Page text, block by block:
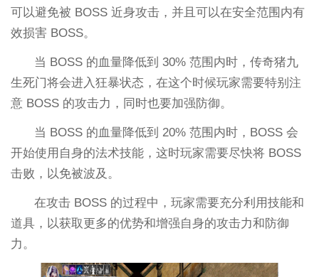
可以避免被 BOSS 近身攻击，并且可以在安全范围内有
效损害 BOSS。
当 BOSS 的血量降低到 30% 范围内时，传奇猪九
生死门将会进入狂暴状态，在这个时候玩家需要特别注
意 BOSS 的攻击力，同时也要加强防御。
当 BOSS 的血量降低到 20% 范围内时，BOSS 会
开始使用自身的法术技能，这时玩家需要尽快将 BOSS
击败，以免被波及。
在攻击 BOSS 的过程中，玩家需要充分利用技能和
道具，以获取更多的优势和增强自身的攻击力和防御
力。